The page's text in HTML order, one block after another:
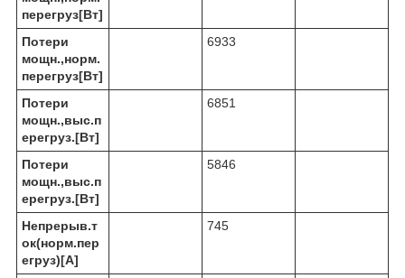
перегруз[Вт]
Потери
мощн.,норм.
перегруз[Вт]
6933
Потери
мощн.,выс.п
ерегруз.[Вт]
6851
Потери
мощн.,выс.п
ерегруз.[Вт]
5846
Непрерыв.т
ок(норм.пер
егруз)[A]
745